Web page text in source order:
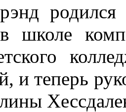
родился
школе
и теперь